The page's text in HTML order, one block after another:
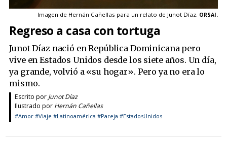
Imagen de Hernán Cañellas para un relato de Junot Díaz. ORSAI.
Regreso a casa con tortuga
Junot Díaz nació en República Dominicana pero
vive en Estados Unidos desde los siete años. Un día,
ya grande, volvió a «su hogar». Pero ya no era lo
mismo.
Escrito por Junot Díaz
Ilustrado por Hernán Cañellas
#Amor #Viaje #Latinoamérica #Pareja #EstadosUnidos